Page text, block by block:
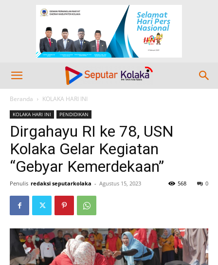
Beranda KOLAKA HARI INI
KOLAKA HARI INI PENDIDIKAN
Dirgahayu RI ke 78, USN
Kolaka Gelar Kegiatan
“Gebyar Kemerdekaan”
Penulis redaksi seputarkolaka - Agustus 15, 2023 0
568